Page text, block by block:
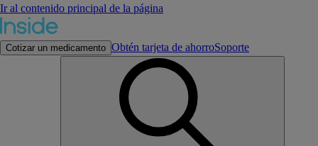
Ir al contenido principal de la página
Cotizar un medicamento Obtén tarjeta de ahorroSoporte